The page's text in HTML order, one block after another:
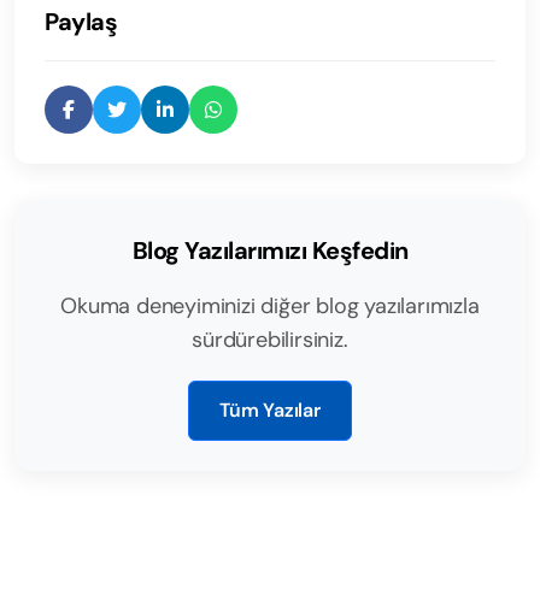
Paylaş
Blog Yazılarımızı Keşfedin
Okuma deneyiminizi diğer blog yazılarımızla
sürdürebilirsiniz.
Tüm Yazılar